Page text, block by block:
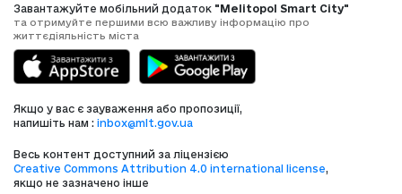
Завантажуйте мобільний додаток "Melitopol Smart City"
та отримуйте першими всю важливу інформацію про
життєдіяльність міста
Якщо у вас є зауваження або пропозиції,
напишіть нам : inbox@mlt.gov.ua
Весь контент доступний за ліцензією
Creative Commons Attribution 4.0 international license,
якщо не зазначено інше